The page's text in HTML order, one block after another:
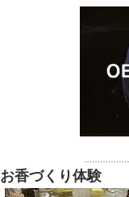
お香づくり体験